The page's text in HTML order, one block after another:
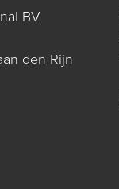
BV
den Rijn